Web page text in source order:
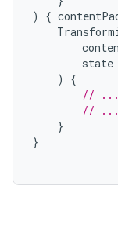
)
{
state
)
{
// ...
// ...
}
}